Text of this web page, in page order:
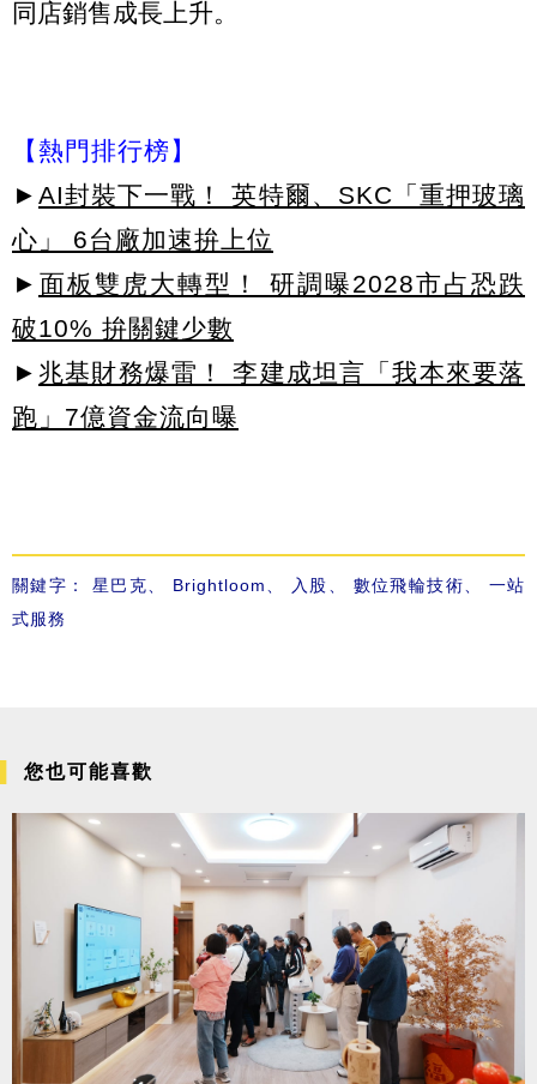
同店銷售成長上升。
【熱門排行榜】
► AI封裝下一戰！ 英特爾、SKC「重押玻璃
心」 6台廠加速拚上位
► 面板雙虎大轉型！ 研調曝2028市占恐跌
破10% 拚關鍵少數
► 兆基財務爆雷！ 李建成坦言「我本來要落
跑」7億資金流向曝
關鍵字： 星巴克 Brightloom 入股 數位飛輪技術
一站
式服務
您也可能喜歡